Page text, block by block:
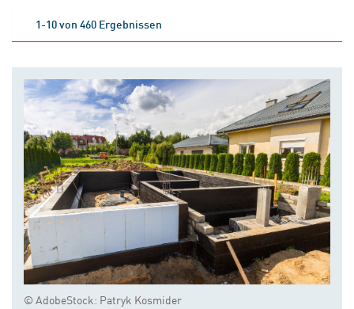
1-10 von 460 Ergebnissen
© AdobeStock: Patryk Kosmider